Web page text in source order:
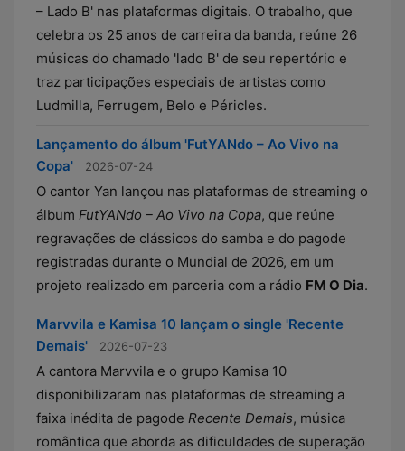
– Lado B' nas plataformas digitais. O trabalho, que
celebra os 25 anos de carreira da banda, reúne 26
músicas do chamado 'lado B' de seu repertório e
traz participações especiais de artistas como
Ludmilla, Ferrugem, Belo e Péricles.
Lançamento do álbum 'FutYANdo – Ao Vivo na
Copa'
2026-07-24
O cantor Yan lançou nas plataformas de streaming o
álbum FutYANdo – Ao Vivo na Copa, que reúne
regravações de clássicos do samba e do pagode
registradas durante o Mundial de 2026, em um
projeto realizado em parceria com a rádio FM O Dia.
Marvvila e Kamisa 10 lançam o single 'Recente
Demais'
2026-07-23
A cantora Marvvila e o grupo Kamisa 10
disponibilizaram nas plataformas de streaming a
faixa inédita de pagode Recente Demais, música
romântica que aborda as dificuldades de superação